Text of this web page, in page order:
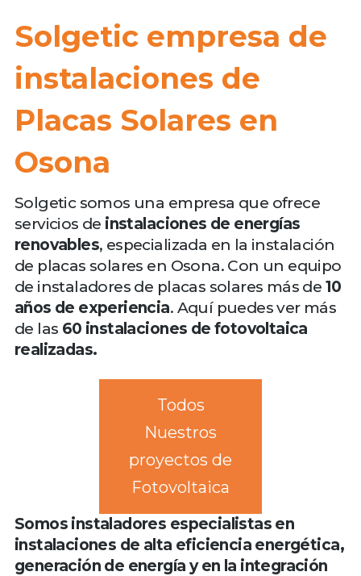
Solgetic empresa de
instalaciones de
Placas Solares en
Osona
Solgetic somos una empresa que ofrece
servicios de instalaciones de energías
renovables, especializada en la instalación
de placas solares en Osona. Con un equipo
de instaladores de placas solares más de 10
años de experiencia. Aquí puedes ver más
de las 60 instalaciones de fotovoltaica
realizadas.
Todos
Nuestros
proyectos de
Fotovoltaica
Somos instaladores especialistas en
instalaciones de alta eficiencia energética,
generación de energía y en la integración